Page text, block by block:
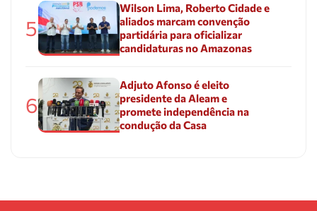
5
Wilson Lima, Roberto Cidade e
aliados marcam convenção
partidária para oficializar
candidaturas no Amazonas
6
Adjuto Afonso é eleito
presidente da Aleam e
promete independência na
condução da Casa